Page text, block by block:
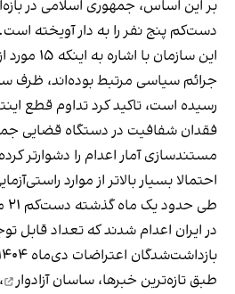
دست‌کم پنج نفر را به دار آویخته است.
این سازمان
جرائم سیاسی مرتبط بوده‌اند، ظرف
رسیده است، تاکید کرد تداوم قطع
فقدان شفافیت در دستگاه قضایی
مستندسازی آمار اعدام را دشوارتر
احتمالا بسیار بالاتر از موارد
در ایران اعدام شدند که تعداد قابل
بازداشت‌شدگان اعتراضات دی‌ماه ۱۴۰۴ بودند.
طبق تازه‌ترین خبرها، ساسان آزادوار